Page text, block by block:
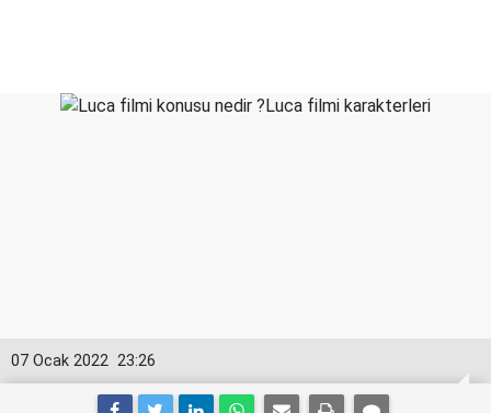
23:26
07 Ocak 2022